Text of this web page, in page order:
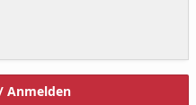
Anmelden